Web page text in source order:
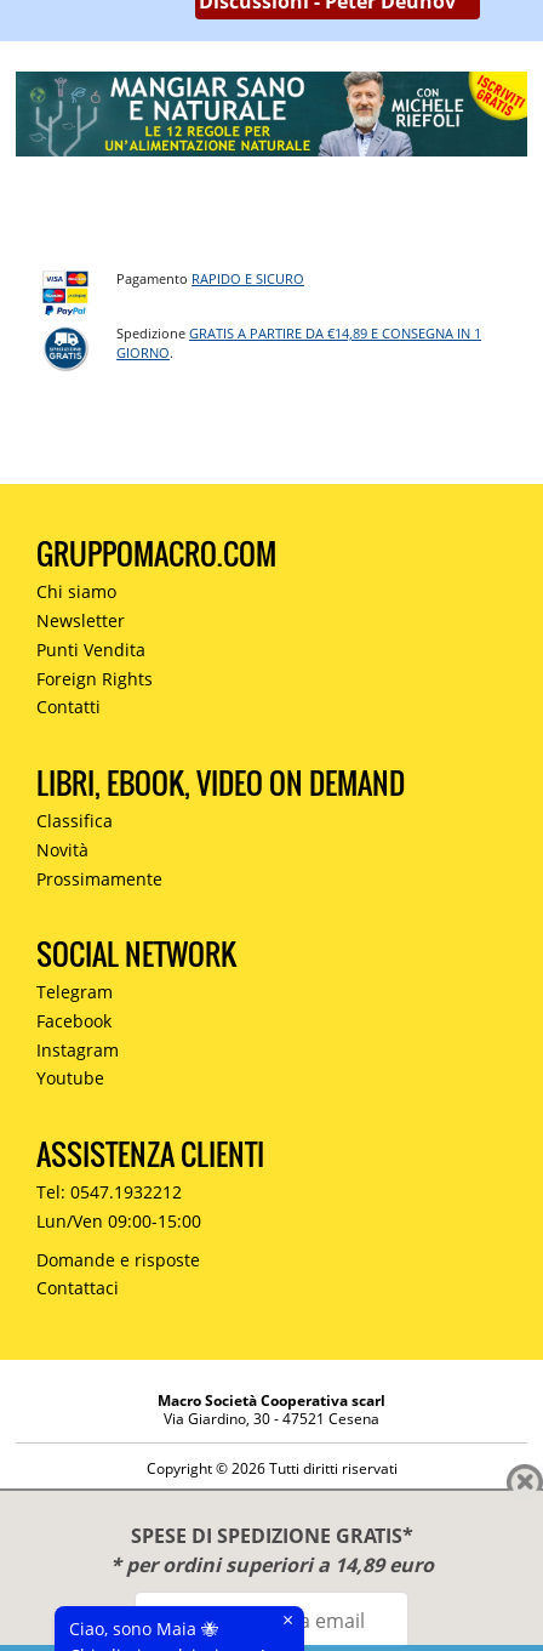
SPESE DI SPEDIZIONE GRATIS*
* per ordini superiori a 14,89 euro
Pagamento RAPIDO E SICURO
SpedizioneGRATIS A PARTIRE DA €14,89 E CONSEGNA IN 1
GIORNO.
GRUPPOMACRO.COM
Chi siamo
Newsletter
Punti Vendita
Foreign Rights
Contatti
LIBRI, EBOOK, VIDEO ON DEMAND
Classifica
Novità
Prossimamente
SOCIAL NETWORK
Telegram
Facebook
Instagram
Youtube
ASSISTENZA CLIENTI
Tel: 0547.1932212
Lun/Ven 09:00-15:00
Domande e risposte
Contattaci
Macro Società Cooperativa scarl
Via Giardino, 30 - 47521 Cesena
Copyright © 2026 Tutti diritti riservati
Diritto di reso
Disclaimer
Privacy Policy
Ciao, sono Maia 🐝
×